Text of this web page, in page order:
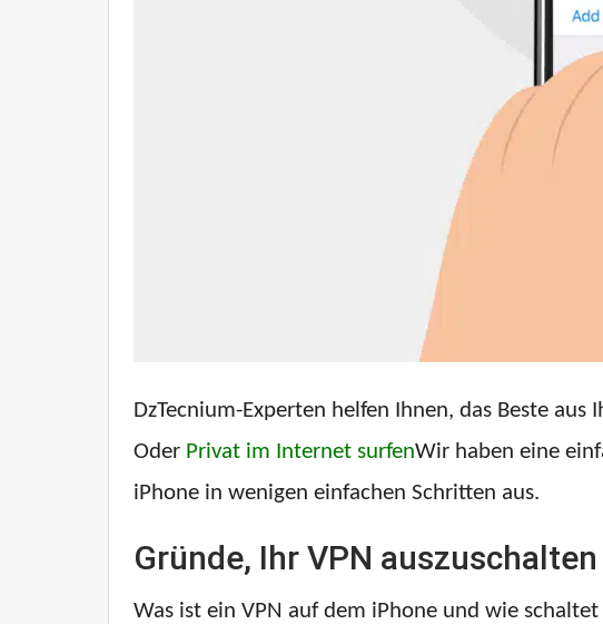
DzTecnium-Experten helfen Ihnen, das Beste
Oder Privat im Internet surfenWir haben eine
iPhone in wenigen einfachen Schritten aus.
Gründe, Ihr VPN auszuschalten
Was ist ein VPN auf dem iPhone und wie schaltet